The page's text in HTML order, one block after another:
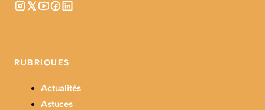
RUBRIQUES
Actualités
Astuces